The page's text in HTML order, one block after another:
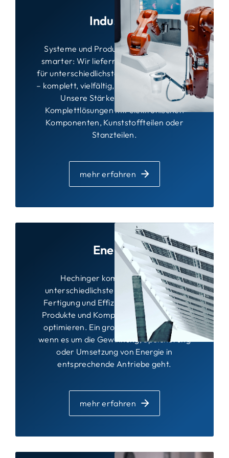
Industrie
Systeme und Produkte werden immer
smarter: Wir liefern Ihnen Baugruppen
für unterschiedlichste Anwendungsfelder
– komplett, vielfältig, flexibel und modern.
Unsere Stärke: Baugruppen-
Komplettlösungen mit elektronischen
Komponenten, Kunststoffteilen oder
Stanzteilen.
mehr erfahren
Energie
Hechinger kombiniert für Sie
unterschiedlichste Kompetenzen, um
Fertigung und Effizienz verschiedener
Produkte und Komponenten effektiv zu
optimieren. Ein großer Vorteil, gerade
wenn es um die Gewinnung, Speicherung
oder Umsetzung von Energie in
entsprechende Antriebe geht.
mehr erfahren